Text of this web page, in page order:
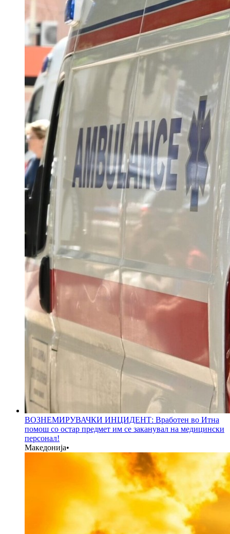
ВОЗНЕМИРУВАЧКИ ИНЦИДЕНТ: Вработен во Итна
помош со остар предмет им се заканувал на медицински
персонал!
Македонија•